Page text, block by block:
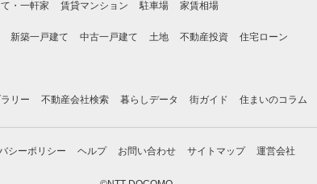
・一軒家 賃貸マンション 駐車場 家賃相場
新築一戸建て 中古一戸建て 土地 不動産投資 住宅ローン
リー 不動産会社検索 暮らしデータ 街ガイド 住まいのコラム
シーポリシー ヘルプ お問い合わせ サイトマップ 運営会社